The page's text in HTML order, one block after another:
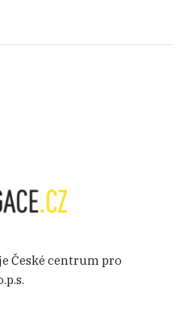
České centrum pro